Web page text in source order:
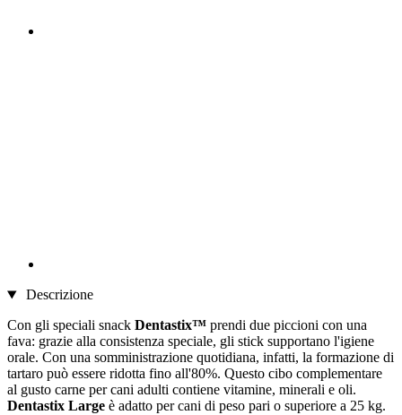
Descrizione
Con gli speciali snack Dentastix™ prendi due piccioni con una
fava: grazie alla consistenza speciale, gli stick supportano l'igiene
orale. Con una somministrazione quotidiana, infatti, la formazione di
tartaro può essere ridotta fino all'80%. Questo cibo complementare
al gusto carne per cani adulti contiene vitamine, minerali e oli.
Dentastix Large è adatto per cani di peso pari o superiore a 25 kg.